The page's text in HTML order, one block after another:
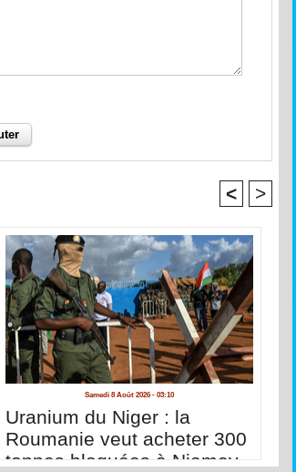
< >
Samedi 8 Août 2026 - 03:10
Uranium du Niger : la
Roumanie veut acheter 300
tonnes bloquées à Niamey